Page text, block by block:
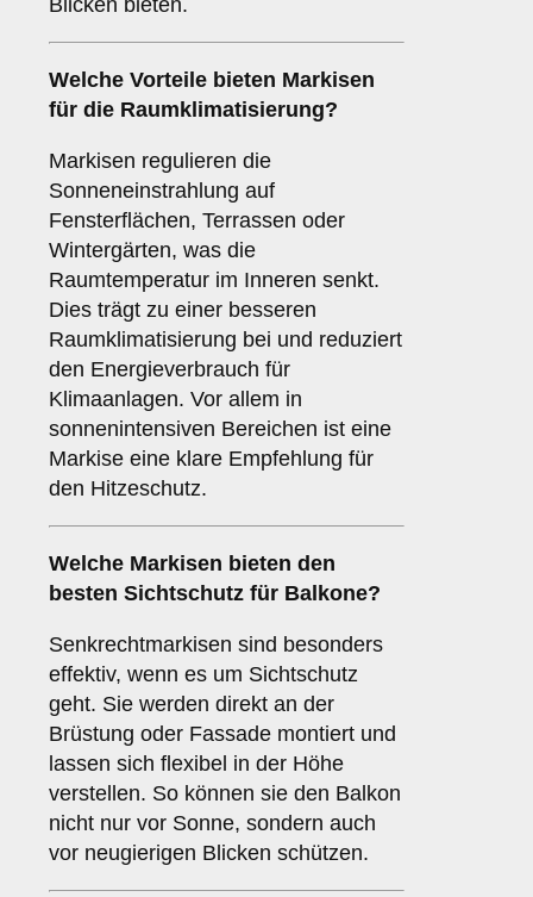
Blicken bieten.
Welche Vorteile bieten Markisen
für die Raumklimatisierung?
Markisen regulieren die
Sonneneinstrahlung auf
Fensterflächen, Terrassen oder
Wintergärten, was die
Raumtemperatur im Inneren senkt.
Dies trägt zu einer besseren
Raumklimatisierung bei und reduziert
den Energieverbrauch für
Klimaanlagen. Vor allem in
sonnenintensiven Bereichen ist eine
Markise eine klare Empfehlung für
den Hitzeschutz.
Welche Markisen bieten den
besten Sichtschutz für Balkone?
Senkrechtmarkisen sind besonders
effektiv, wenn es um Sichtschutz
geht. Sie werden direkt an der
Brüstung oder Fassade montiert und
lassen sich flexibel in der Höhe
verstellen. So können sie den Balkon
nicht nur vor Sonne, sondern auch
vor neugierigen Blicken schützen.